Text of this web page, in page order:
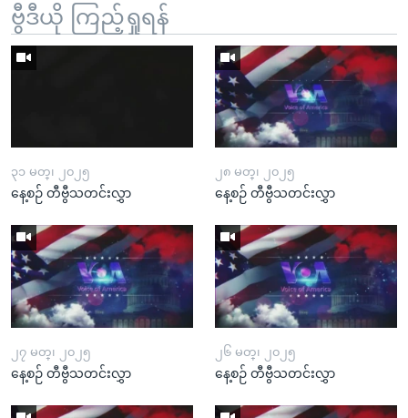
ဗွီဒီယို ကြည့်ရှုရန်
၃၁ မတ္၊ ၂၀၂၅
နေ့စဉ် တီဗွီသတင်းလွှာ
၂၈ မတ္၊ ၂၀၂၅
နေ့စဉ် တီဗွီသတင်းလွှာ
၂၇ မတ္၊ ၂၀၂၅
နေ့စဉ် တီဗွီသတင်းလွှာ
၂၆ မတ္၊ ၂၀၂၅
နေ့စဉ် တီဗွီသတင်းလွှာ